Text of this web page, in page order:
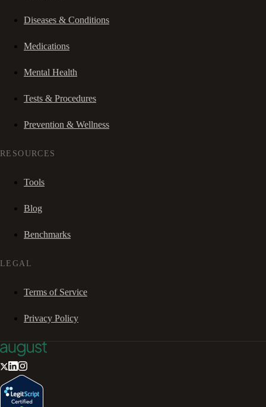
Diseases & Conditions
Medications
Mental Health
Tests & Procedures
Prevention & Wellness
RESOURCES
Tools
Blog
Benchmarks
LEGAL
Terms of Service
Privacy Policy